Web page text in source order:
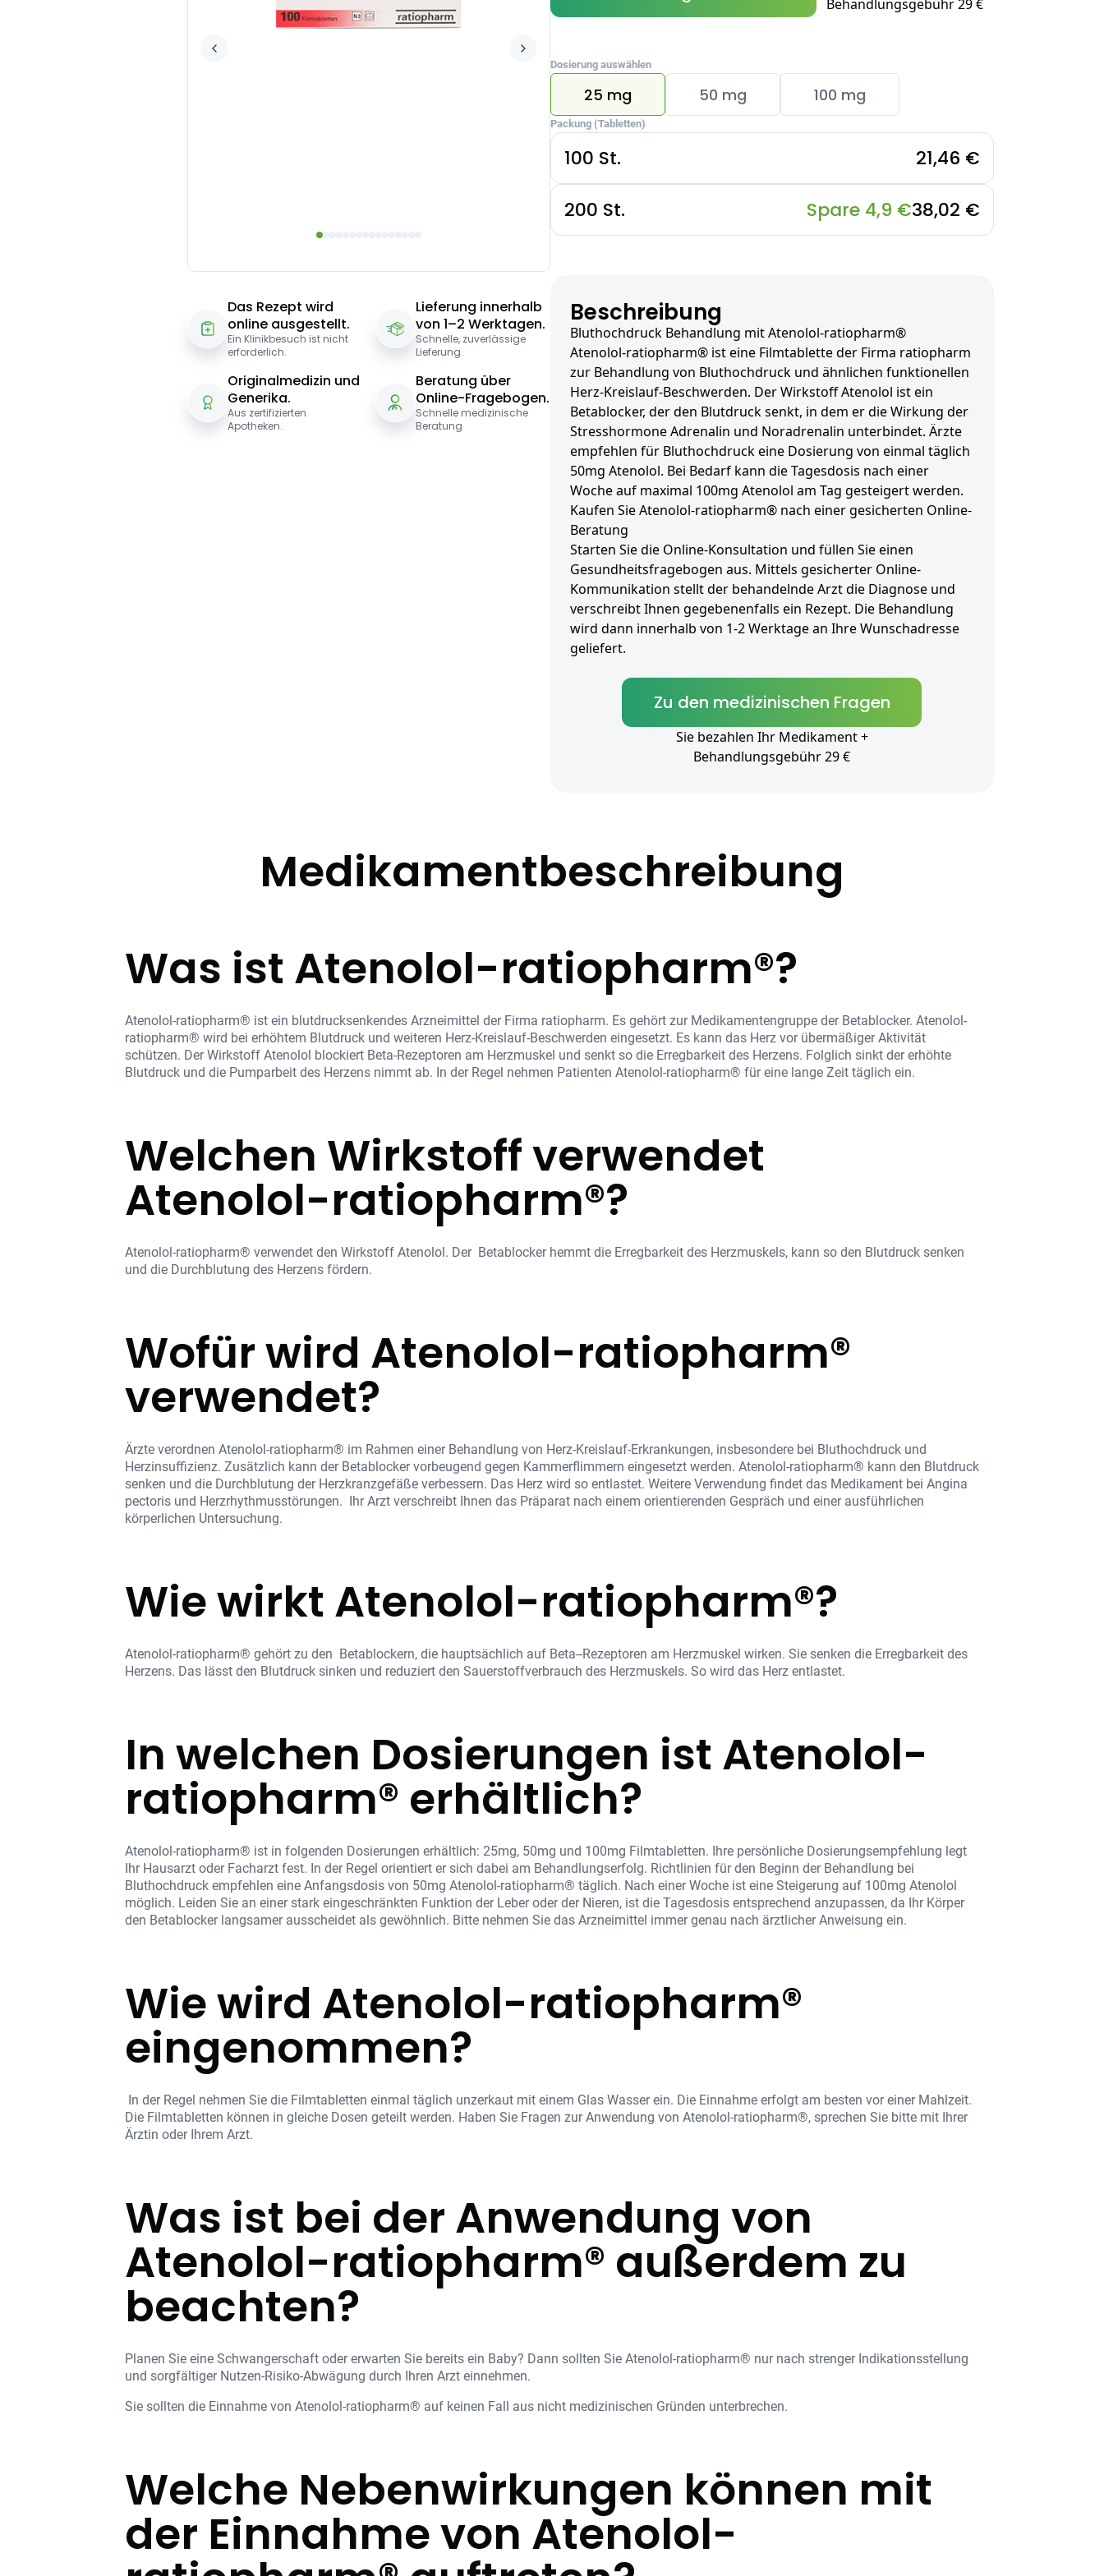
Das Rezept wird
online ausgestellt.
Ein Klinikbesuch ist nicht
erforderlich.
Lieferung innerhalb
von 1–2 Werktagen.
Schnelle, zuverlässige
Lieferung.
Originalmedizin und
Generika.
Aus zertifizierten
Apotheken.
Beratung über
Online-Fragebogen.
Schnelle medizinische
Beratung
Behandlungsgebühr 29 €
Dosierung auswählen
25 mg 50 mg 100 mg
Packung (Tabletten)
100 St. 21,46 €
200 St. Spare 4,9 €38,02 €
Beschreibung
Bluthochdruck Behandlung mit Atenolol-ratiopharm®
Atenolol-ratiopharm® ist eine Filmtablette der Firma ratiopharm
zur Behandlung von Bluthochdruck und ähnlichen funktionellen
Herz-Kreislauf-Beschwerden. Der Wirkstoff Atenolol ist ein
Betablocker, der den Blutdruck senkt, in dem er die Wirkung der
Stresshormone Adrenalin und Noradrenalin unterbindet. Ärzte
empfehlen für Bluthochdruck eine Dosierung von einmal täglich
50mg Atenolol. Bei Bedarf kann die Tagesdosis nach einer
Woche auf maximal 100mg Atenolol am Tag gesteigert werden.
Kaufen Sie Atenolol-ratiopharm® nach einer gesicherten Online-
Beratung
Starten Sie die Online-Konsultation und füllen Sie einen
Gesundheitsfragebogen aus. Mittels gesicherter Online-
Kommunikation stellt der behandelnde Arzt die Diagnose und
verschreibt Ihnen gegebenenfalls ein Rezept. Die Behandlung
wird dann innerhalb von 1-2 Werktage an Ihre Wunschadresse
geliefert.
Zu den medizinischen Fragen
Sie bezahlen Ihr Medikament +
Behandlungsgebühr 29 €
Medikamentbeschreibung
Was ist Atenolol-ratiopharm®?
Atenolol-ratiopharm® ist ein blutdrucksenkendes Arzneimittel der Firma ratiopharm. Es gehört zur Medikamentengruppe der Betablocker. Atenolol-
ratiopharm® wird bei erhöhtem Blutdruck und weiteren Herz-Kreislauf-Beschwerden eingesetzt. Es kann das Herz vor übermäßiger Aktivität
schützen. Der Wirkstoff Atenolol blockiert Beta-Rezeptoren am Herzmuskel und senkt so die Erregbarkeit des Herzens. Folglich sinkt der erhöhte
Blutdruck und die Pumparbeit des Herzens nimmt ab. In der Regel nehmen Patienten Atenolol-ratiopharm® für eine lange Zeit täglich ein.
Welchen Wirkstoff verwendet
Atenolol-ratiopharm®?
Atenolol-ratiopharm® verwendet den Wirkstoff Atenolol. Der Betablocker hemmt die Erregbarkeit des Herzmuskels, kann so den Blutdruck senken
und die Durchblutung des Herzens fördern.
Wofür wird Atenolol-ratiopharm®
verwendet?
Ärzte verordnen Atenolol-ratiopharm® im Rahmen einer Behandlung von Herz-Kreislauf-Erkrankungen, insbesondere bei Bluthochdruck und
Herzinsuffizienz. Zusätzlich kann der Betablocker vorbeugend gegen Kammerflimmern eingesetzt werden. Atenolol-ratiopharm® kann den Blutdruck
senken und die Durchblutung der Herzkranzgefäße verbessern. Das Herz wird so entlastet. Weitere Verwendung findet das Medikament bei Angina
pectoris und Herzrhythmusstörungen. Ihr Arzt verschreibt Ihnen das Präparat nach einem orientierenden Gespräch und einer ausführlichen
körperlichen Untersuchung.
Wie wirkt Atenolol-ratiopharm®?
Atenolol-ratiopharm® gehört zu den Betablockern, die hauptsächlich auf Beta--Rezeptoren am Herzmuskel wirken. Sie senken die Erregbarkeit des
Herzens. Das lässt den Blutdruck sinken und reduziert den Sauerstoffverbrauch des Herzmuskels. So wird das Herz entlastet.
In welchen Dosierungen ist Atenolol-
ratiopharm® erhältlich?
Atenolol-ratiopharm® ist in folgenden Dosierungen erhältlich: 25mg, 50mg und 100mg Filmtabletten. Ihre persönliche Dosierungsempfehlung legt
Ihr Hausarzt oder Facharzt fest. In der Regel orientiert er sich dabei am Behandlungserfolg. Richtlinien für den Beginn der Behandlung bei
Bluthochdruck empfehlen eine Anfangsdosis von 50mg Atenolol-ratiopharm® täglich. Nach einer Woche ist eine Steigerung auf 100mg Atenolol
möglich. Leiden Sie an einer stark eingeschränkten Funktion der Leber oder der Nieren, ist die Tagesdosis entsprechend anzupassen, da Ihr Körper
den Betablocker langsamer ausscheidet als gewöhnlich. Bitte nehmen Sie das Arzneimittel immer genau nach ärztlicher Anweisung ein.
Wie wird Atenolol-ratiopharm®
eingenommen?
In der Regel nehmen Sie die Filmtabletten einmal täglich unzerkaut mit einem Glas Wasser ein. Die Einnahme erfolgt am besten vor einer Mahlzeit.
Die Filmtabletten können in gleiche Dosen geteilt werden. Haben Sie Fragen zur Anwendung von Atenolol-ratiopharm®, sprechen Sie bitte mit Ihrer
Ärztin oder Ihrem Arzt.
Was ist bei der Anwendung von
Atenolol-ratiopharm® außerdem zu
beachten?
Planen Sie eine Schwangerschaft oder erwarten Sie bereits ein Baby? Dann sollten Sie Atenolol-ratiopharm® nur nach strenger Indikationsstellung
und sorgfältiger Nutzen-Risiko-Abwägung durch Ihren Arzt einnehmen.
Sie sollten die Einnahme von Atenolol-ratiopharm® auf keinen Fall aus nicht medizinischen Gründen unterbrechen.
Welche Nebenwirkungen können mit
der Einnahme von Atenolol-